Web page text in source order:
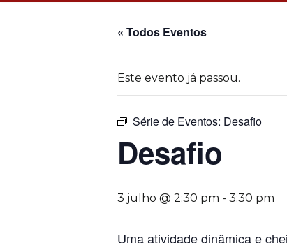
« Todos Eventos
Este evento já passou.
Série de Eventos: Desafio
Desafio
3 julho @ 2:30 pm - 3:30 pm
Uma atividade dinâmica e